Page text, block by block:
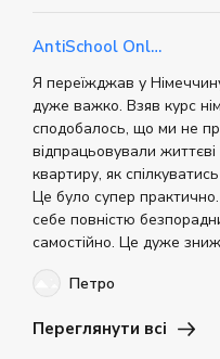
AntiSchool Online
Я переїжджав у
дуже важко. Взяв курс
сподобалось, що ми не
відпрацьовували життєві
квартиру, як
Це було супер
себе повністю
самостійно. Це дуже
Петро
Переглянути всі